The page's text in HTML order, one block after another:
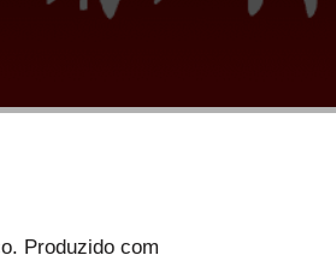
Produzido com